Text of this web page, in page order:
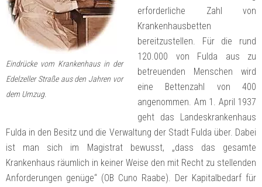
Eindrücke vom Krankenhaus in der
Edelzeller Straße aus den Jahren vor
dem Umzug.
erforderliche Zahl von
Krankenhausbetten
bereitzustellen. Für die rund
120.000 von Fulda aus zu
betreuenden Menschen wird
eine Bettenzahl von 400
angenommen. Am 1. April 1937
geht das Landeskrankenhaus
Fulda in den Besitz und die Verwaltung der Stadt Fulda über. Dabei
ist man sich im Magistrat bewusst, „dass das gesamte
Krankenhaus räumlich in keiner Weise den mit Recht zu stellenden
Anforderungen genüge“ (OB Cuno Raabe). Der Kapitalbedarf für